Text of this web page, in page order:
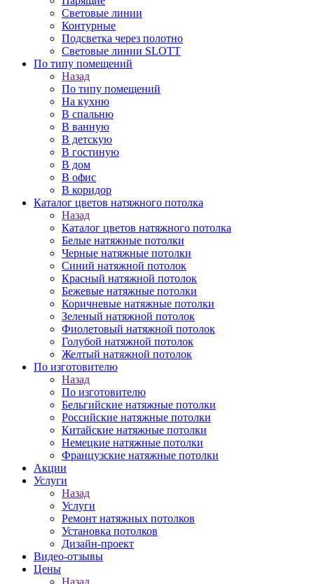
Световые линии
Контурные
Подсветка через полотно
Световые линии SLOTT
По типу помещений
Назад
По типу помещений
На кухню
В спальню
В ванную
В детскую
В гостиную
В дом
В офис
В коридор
Каталог цветов натяжного потолка
Назад
Каталог цветов натяжного потолка
Белые натяжные потолки
Черные натяжные потолки
Синий натяжной потолок
Красный натяжной потолок
Бежевые натяжные потолки
Коричневые натяжные потолки
Зеленый натяжной потолок
Фиолетовый натяжной потолок
Голубой натяжной потолок
Желтый натяжной потолок
По изготовителю
Назад
По изготовителю
Бельгийские натяжные потолки
Российские натяжные потолки
Китайские натяжные потолки
Немецкие натяжные потолки
Французские натяжные потолки
Акции
Услуги
Назад
Услуги
Ремонт натяжных потолков
Установка потолков
Дизайн-проект
Видео-отзывы
Цены
Назад